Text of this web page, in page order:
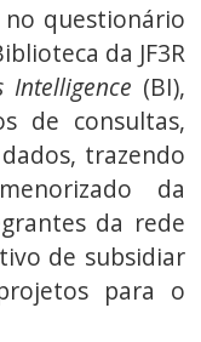
questionário
da JF3R
Intelligence (BI),
de consultas,
trazendo
da
da rede
de subsidiar
para o